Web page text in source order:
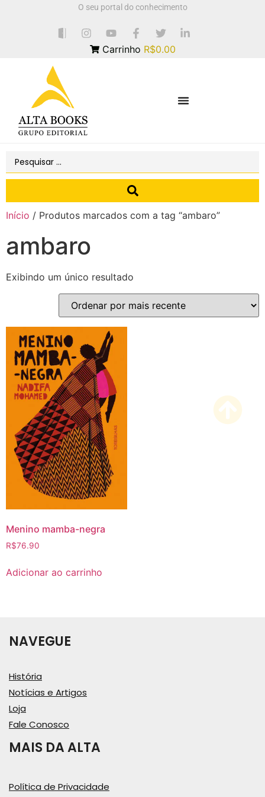
O seu portal do conhecimento
Carrinho R$0.00
Início / Produtos marcados com a tag “ambaro”
ambaro
Exibindo um único resultado
Menino mamba-negra
R$76.90
Adicionar ao carrinho
NAVEGUE
História
Notícias e Artigos
Loja
Fale Conosco
MAIS DA ALTA
Política de Privacidade